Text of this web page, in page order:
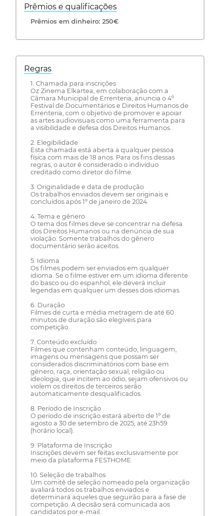
Prêmios e qualificações
Prêmios em dinheiro: 250€
Regras
1. Chamada para inscrições
Oz Zinema Elkartea, em colaboração com a
Câmara Municipal de Errenteria, anuncia o 4º
Festival de Documentários e Direitos Humanos de
Errenteria, com o objetivo de promover e apoiar
as artes audiovisuais como uma ferramenta para
a visibilidade e defesa dos Direitos Humanos.
2. Elegibilidade
Esta chamada está aberta a qualquer pessoa
física com mais de 18 anos. Para os fins dessas
regras, o autor é considerado o indivíduo
creditado como diretor do filme.
3. Originalidade e data de produção
Os trabalhos enviados devem ser originais e
concluídos após 1º de janeiro de 2024.
4. Tema e gênero
O tema dos filmes deve se concentrar na defesa
dos Direitos Humanos ou na denúncia de sua
violação. Somente trabalhos do gênero
documentário serão aceitos.
5. Idioma
Os filmes podem ser enviados em qualquer
idioma. Se o filme estiver em um idioma diferente
do basco ou do espanhol, ele deverá incluir
legendas em qualquer um desses dois idiomas.
6. Duração
Filmes de curta e média metragem de até 60
minutos de duração são elegíveis para
competição.
7. Conteúdo excluído
Filmes que contenham conteúdo, linguagem,
imagens ou mensagens que possam ser
considerados discriminatórios com base em
gênero, raça, orientação sexual, religião ou
ideologia, que incitem ao ódio, sejam ofensivos ou
violem os direitos de terceiros serão
automaticamente desqualificados.
8. Período de Inscrição
O período de inscrição estará aberto de 1º de
agosto a 30 de setembro de 2025, até 23h59
(horário local).
9. Plataforma de Inscrição
Inscrições devem ser feitas exclusivamente por
meio da plataforma FESTHOME.
10. Seleção de trabalhos
Um comitê de seleção nomeado pela organização
avaliará todos os trabalhos enviados e
determinará aqueles que seguirão para a fase de
competição. A decisão será comunicada aos
candidatos por e-mail.